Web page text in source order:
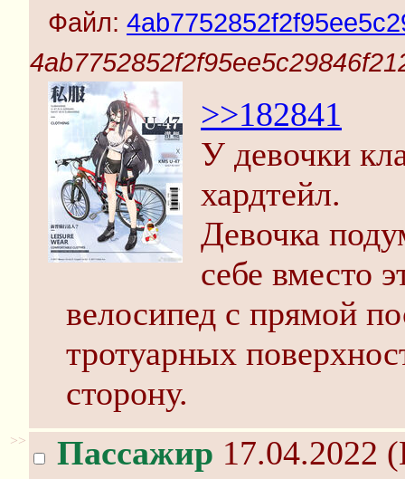
Файл:
>>182841
У девочки
хардтейл.
Девочка
себе вместо
велосипед с прямой
тротуарных
сторону.
>> Пассажир 17.04.2022